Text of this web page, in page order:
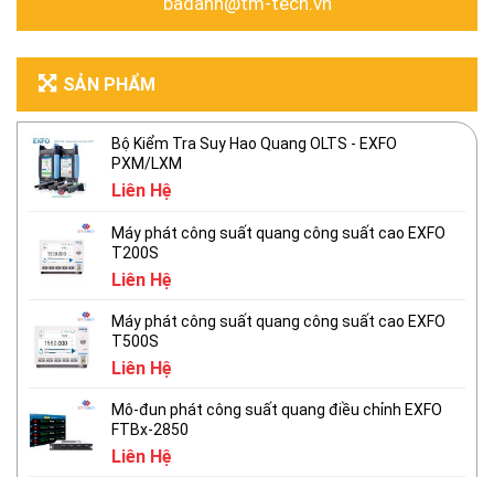
SẢN PHẨM
Bộ Kiểm Tra Suy Hao Quang OLTS - EXFO
PXM/LXM
Liên Hệ
Máy phát công suất quang công suất cao EXFO
T200S
Liên Hệ
Máy phát công suất quang công suất cao EXFO
T500S
Liên Hệ
Mô-đun phát công suất quang điều chỉnh EXFO
FTBx-2850
Liên Hệ